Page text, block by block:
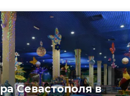
Севастополя в